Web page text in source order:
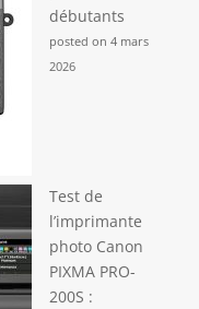
débutants
posted on 4 mars
2026
Test de
l’imprimante
photo Canon
PIXMA PRO-
200S :